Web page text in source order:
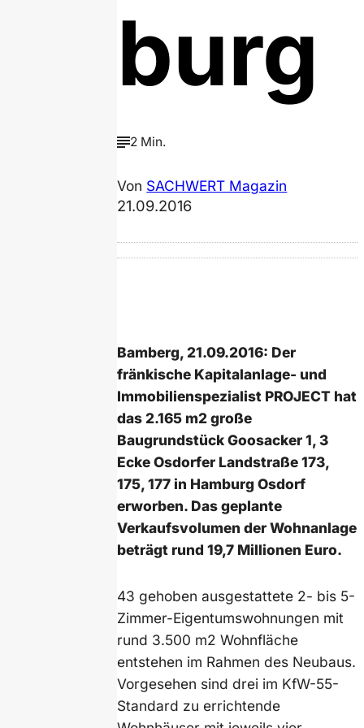
burg
2 Min.
Von SACHWERT Magazin
21.09.2016
Bamberg, 21.09.2016: Der
fränkische Kapitalanlage- und
Immobilienspezialist PROJECT hat
das 2.165 m2 große
Baugrundstück Goosacker 1, 3
Ecke Osdorfer Landstraße 173,
175, 177 in Hamburg Osdorf
erworben. Das geplante
Verkaufsvolumen der Wohnanlage
beträgt rund 19,7 Millionen Euro.
43 gehoben ausgestattete 2- bis 5-
Zimmer-Eigentumswohnungen mit
rund 3.500 m2 Wohnfläche
entstehen im Rahmen des Neubaus.
Vorgesehen sind drei im KfW-55-
Standard zu errichtende